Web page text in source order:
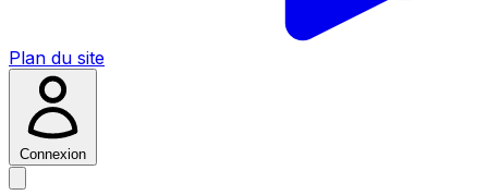
Plan du site
Connexion